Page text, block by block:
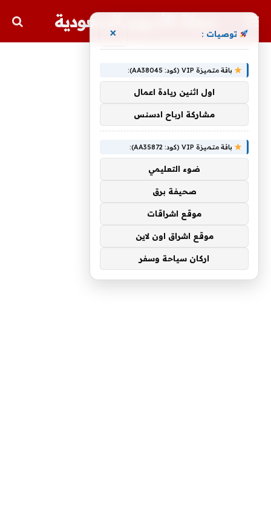
مجلة الأسهم السعودية
توصيات : ×
باقة متميزة VIP (كود: AA38045):
اول اثنين ريادة اعمال
مشاركة ارباح ادسنس
باقة متميزة VIP (كود: AA35872):
ضوء التعليمي
صحيفة برق
موقع اشراقات
موقع اشراق اون لاين
اركان سياحة وسفر